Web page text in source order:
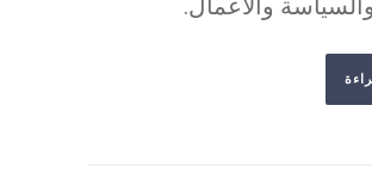
والسياسة والأعمال.